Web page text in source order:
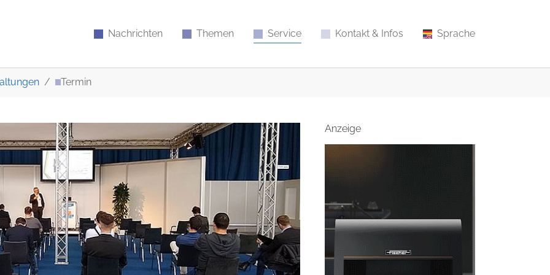
Nachrichten Themen Service Kontakt & Infos Sprache
Termin
Anzeige